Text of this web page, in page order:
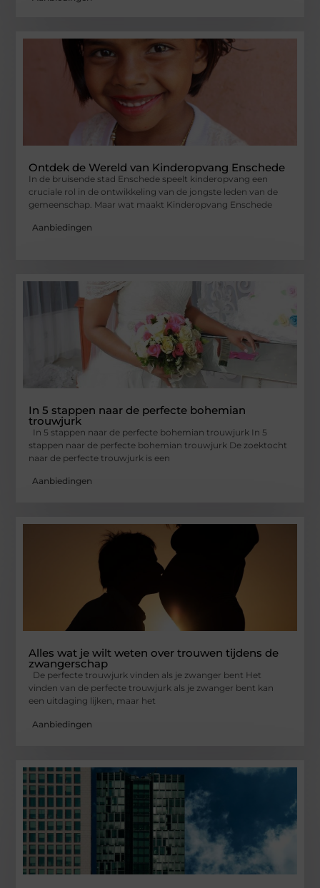
Ontdek de Wereld van Kinderopvang Enschede
In de bruisende stad Enschede speelt kinderopvang een
cruciale rol in de ontwikkeling van de jongste leden van de
gemeenschap. Maar wat maakt Kinderopvang Enschede
Aanbiedingen
In 5 stappen naar de perfecte bohemian
trouwjurk
In 5 stappen naar de perfecte bohemian trouwjurk In 5
stappen naar de perfecte bohemian trouwjurk De zoektocht
naar de perfecte trouwjurk is een
Aanbiedingen
Alles wat je wilt weten over trouwen tijdens de
zwangerschap
De perfecte trouwjurk vinden als je zwanger bent Het
vinden van de perfecte trouwjurk als je zwanger bent kan
een uitdaging lijken, maar het
Aanbiedingen